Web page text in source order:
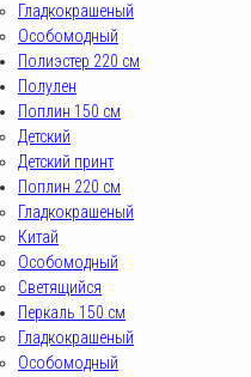
Гладкокрашеный
Особомодный
Полиэстер 220 см
Полулен
Поплин 150 см
Детский
Детский принт
Поплин 220 см
Гладкокрашеный
Китай
Особомодный
Светящийся
Перкаль 150 см
Гладкокрашеный
Особомодный